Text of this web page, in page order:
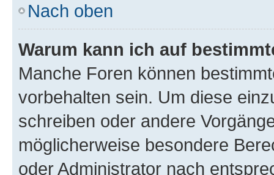
Nach oben
Warum kann ich auf
Manche Foren können
vorbehalten sein. Um diese
schreiben oder andere
möglicherweise besondere
oder Administrator nach